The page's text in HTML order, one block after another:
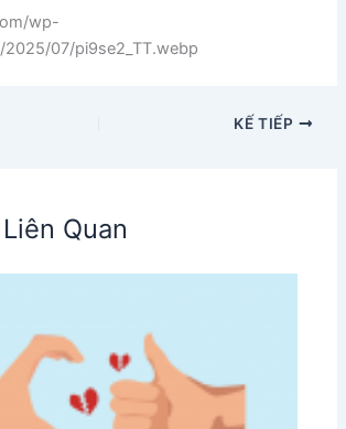
wp-
07/pi9se2_TT.webp
KẾ TIẾP
Quan